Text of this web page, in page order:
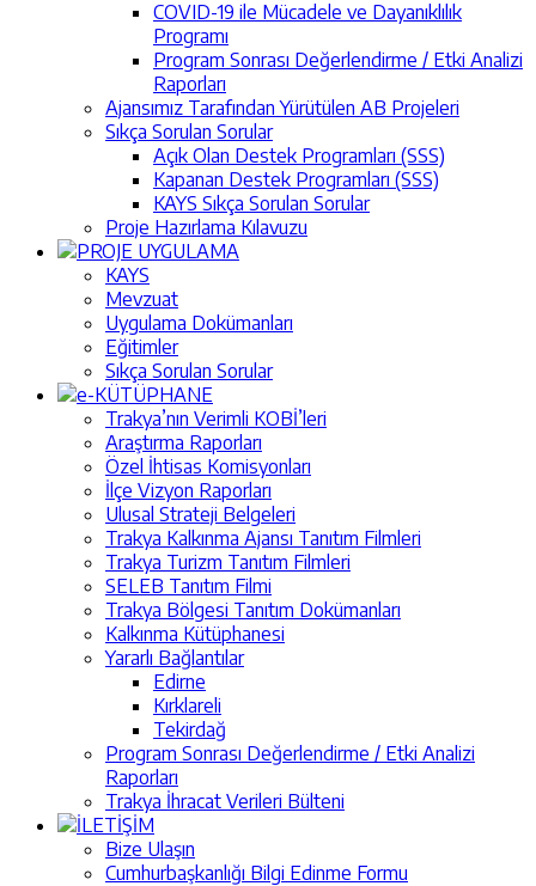
COVID-19 ile Mücadele ve Dayanıklılık
Programı
Program Sonrası Değerlendirme / Etki Analizi
Raporları
Ajansımız Tarafından Yürütülen AB Projeleri
Sıkça Sorulan Sorular
Açık Olan Destek Programları (SSS)
Kapanan Destek Programları (SSS)
KAYS Sıkça Sorulan Sorular
Proje Hazırlama Kılavuzu
PROJE UYGULAMA
KAYS
Mevzuat
Uygulama Dokümanları
Eğitimler
Sıkça Sorulan Sorular
e-KÜTÜPHANE
Trakya’nın Verimli KOBİ’leri
Araştırma Raporları
Özel İhtisas Komisyonları
İlçe Vizyon Raporları
Ulusal Strateji Belgeleri
Trakya Kalkınma Ajansı Tanıtım Filmleri
Trakya Turizm Tanıtım Filmleri
SELEB Tanıtım Filmi
Trakya Bölgesi Tanıtım Dokümanları
Kalkınma Kütüphanesi
Yararlı Bağlantılar
Edirne
Kırklareli
Tekirdağ
Program Sonrası Değerlendirme / Etki Analizi
Raporları
Trakya İhracat Verileri Bülteni
İLETİŞİM
Bize Ulaşın
Cumhurbaşkanlığı Bilgi Edinme Formu